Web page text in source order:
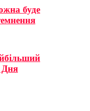
буде
Дня